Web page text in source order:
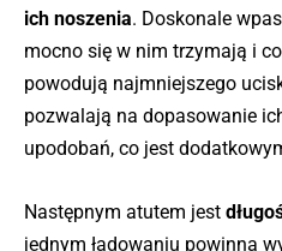
ich noszenia. Doskonale
mocno się w nim trzymają i
powodują najmniejszego
pozwalają na dopasowanie
upodobań, co jest
Następnym atutem jest
jednym ładowaniu powinna